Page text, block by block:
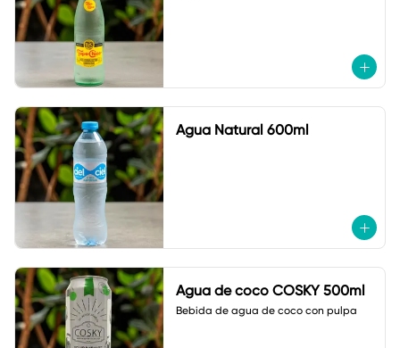
Agua Natural 600ml
Agua de coco COSKY 500ml
Bebida de agua de coco con pulpa